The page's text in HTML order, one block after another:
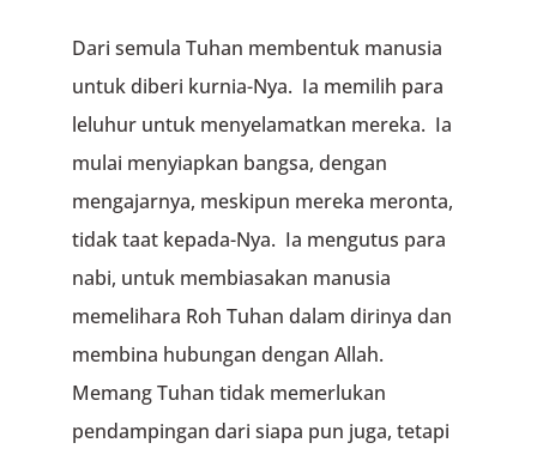
Dari semula Tuhan membentuk manusia
untuk diberi kurnia-Nya. Ia memilih para
leluhur untuk menyelamatkan mereka. Ia
mulai menyiapkan bangsa, dengan
mengajarnya, meskipun mereka meronta,
tidak taat kepada-Nya. Ia mengutus para
nabi, untuk membiasakan manusia
memelihara Roh Tuhan dalam dirinya dan
membina hubungan dengan Allah.
Memang Tuhan tidak memerlukan
pendampingan dari siapa pun juga, tetapi